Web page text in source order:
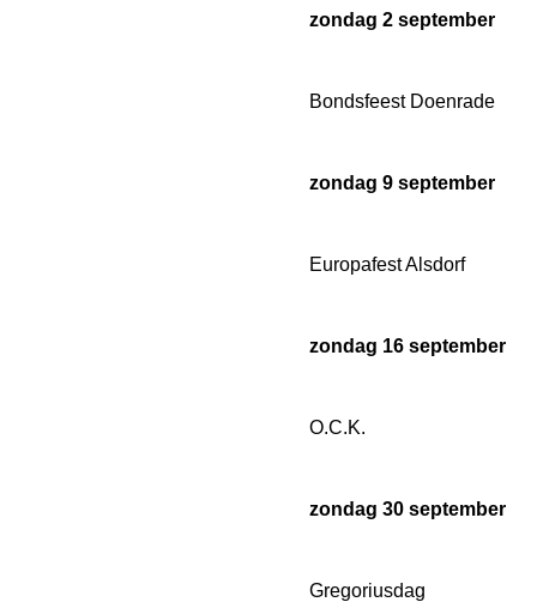
zondag 2 september
Bondsfeest Doenrade
zondag 9 september
Europafest Alsdorf
zondag 16 september
O.C.K.
zondag 30 september
Gregoriusdag